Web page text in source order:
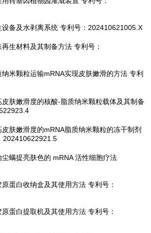
备及水剥离系统 专利号：202410621005.X
生材料及其制备方法 专利号：
米颗粒运输mRNA实现皮肤嫩滑的方法 专利
肤嫩滑度的核酸‑脂质纳米颗粒载体及其制备
肤嫩滑度的mRNA脂质纳米颗粒的冻干制剂
202410622921.5
螨提亮肤色的 mRNA 活性细胞疗法
蛋白收纳盒及其使用方法 专利号：
蛋白提取机及其使用方法 专利号：